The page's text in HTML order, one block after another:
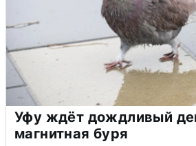
Уфу ждёт дождливый
магнитная буря